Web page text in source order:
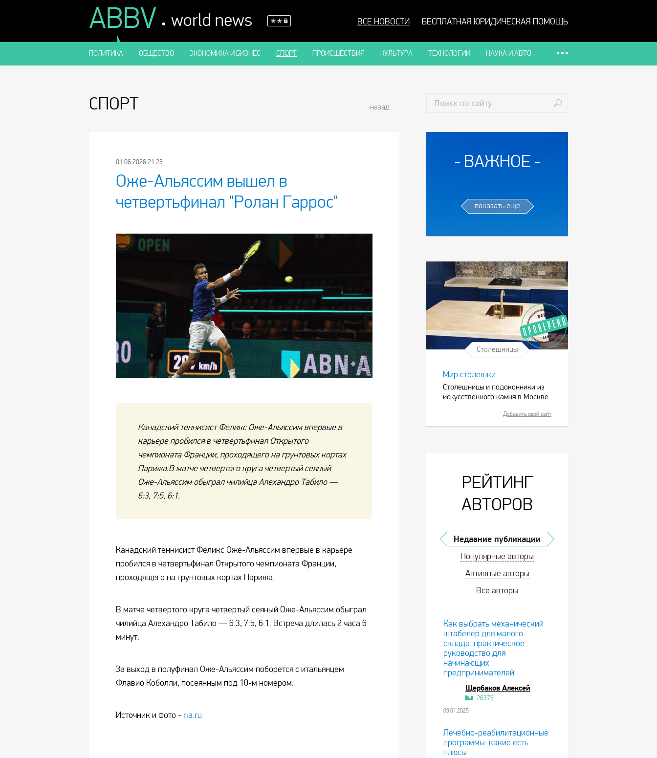
ABBV . world news ВСЕ НОВОСТИ БЕСПЛАТНАЯ ЮРИДИЧЕСКАЯ ПОМОЩЬ
ПОЛИТИКА ОБЩЕСТВО ЭКОНОМИКА И БИЗНЕС СПОРТ ПРОИСШЕСТВИЯ КУЛЬТУРА ТЕХНОЛОГИИ НАУКА И АВТО
ВАЖНОЕ
показать ещё
Столешницы
Мир столешки
Столешницы и подоконники из
искусственного камня в Москве
Добавить свой сайт
РЕЙТИНГ
АВТОРОВ
Недавние публикации
Популярные авторы
Активные авторы
Все авторы
Как выбрать механический
штабелер для малого
склада: практическое
руководство для
начинающих
предпринимателей
Щербаков Алексей
26373
09.01.2025
Лечебно-реабилитационные
программы: какие есть
плюсы
СПОРТ назад
01.06.2026 21:23
Оже-Альяссим вышел в
четвертьфинал "Ролан Гаррос"
Канадский теннисист Феликс Оже-Альяссим впервые в
карьере пробился в четвертьфинал Открытого
чемпионата Франции, проходящего на грунтовых кортах
Парижа.В матче четвертого круга четвертый сеяный
Оже-Альяссим обыграл чилийца Алехандро Табило —
6:3, 7:5, 6:1.
Канадский теннисист Феликс Оже-Альяссим впервые в карьере
пробился в четвертьфинал Открытого чемпионата Франции,
проходящего на грунтовых кортах Парижа.
В матче четвертого круга четвертый сеяный Оже-Альяссим обыграл
чилийца Алехандро Табило — 6:3, 7:5, 6:1. Встреча длилась 2 часа 6
минут.
За выход в полуфинал Оже-Альяссим поборется с итальянцем
Флавио Коболли, посеянным под 10-м номером.
Источник и фото - ria.ru